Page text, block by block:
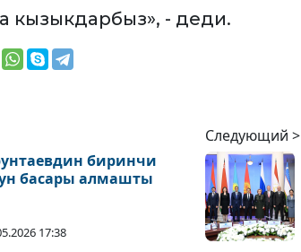
кызыкдарбыз», - деди.
биринчи
басары алмашты
17:38
Следующий >